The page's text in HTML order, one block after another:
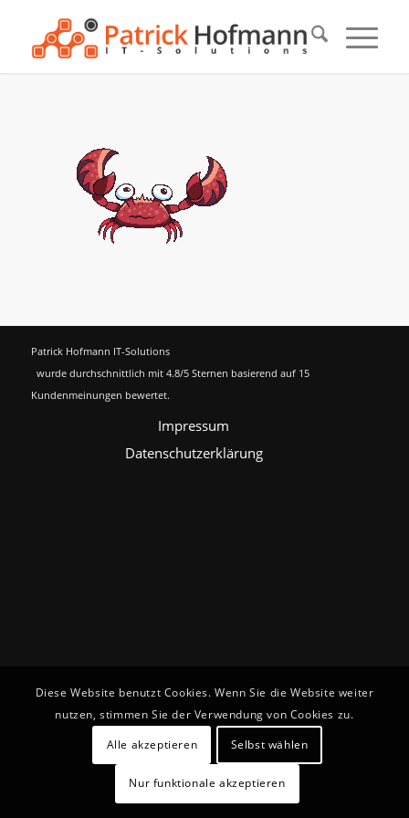
Patrick Hofmann IT-Solutions
wurde durchschnittlich mit 4.8/5 Sternen basierend auf 15
Kundenmeinungen bewertet.
Impressum
Datenschutzerklärung
Diese Website benutzt Cookies. Wenn Sie die Website weiter
nutzen, stimmen Sie der Verwendung von Cookies zu.
Alle akzeptieren
Selbst wählen
Nur funktionale akzeptieren